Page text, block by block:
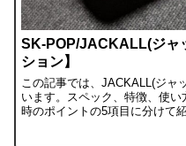
SK-POP/JACKALL(ジャ
ション】
この記事では、JACKALL(ジャ
います。スペック、特徴、使
時のポイントの5項目に分けて